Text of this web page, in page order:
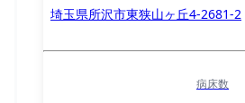
埼玉県所沢市東狭山ヶ丘4-2681-2
病床数